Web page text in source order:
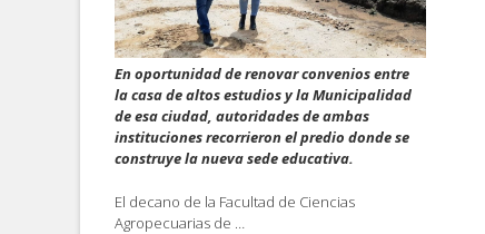
En oportunidad de renovar convenios entre
la casa de altos estudios y la Municipalidad
de esa ciudad, autoridades de ambas
instituciones recorrieron el predio donde se
construye la nueva sede educativa.
El decano de la Facultad de Ciencias
Agropecuarias de …